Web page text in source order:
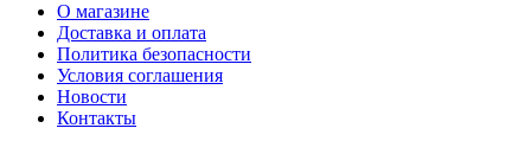
О магазине
Доставка и оплата
Политика безопасности
Условия соглашения
Новости
Контакты